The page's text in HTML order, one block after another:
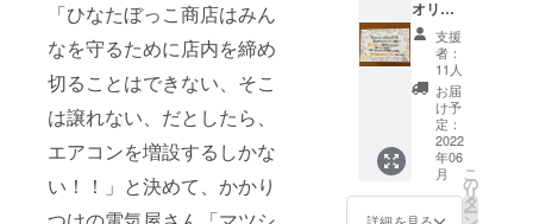
「ひなたぼっこ商店はみん
なを守るために店内を締め
切ることはできない、そこ
は譲れない、だとしたら、
エアコンを増設するしかな
い！！」と決めて、かかり
いしま
す。 ひ
なた
ぼっこ
の感謝
のメー
ルを６
月以
降、順
次、お
ひとり
おひと
オリジ
ナル感
謝のポ
スト
カード
（PDF
）を
メール
で6月以
降、順
次、お
ひとり
支援
者：
11人
お届
け予
定：
2022
年06
月
こ
の
リ
タ
ー